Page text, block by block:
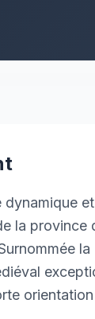
dynamique
la province